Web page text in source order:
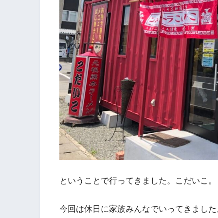
ということで行ってきました。こだいこ。
今回は休日に家族みんなでいってきまし